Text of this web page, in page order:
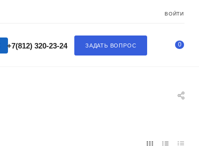
ВОЙТИ
ЗАДАТЬ ВОПРОС
+7(812) 320-23-24 0